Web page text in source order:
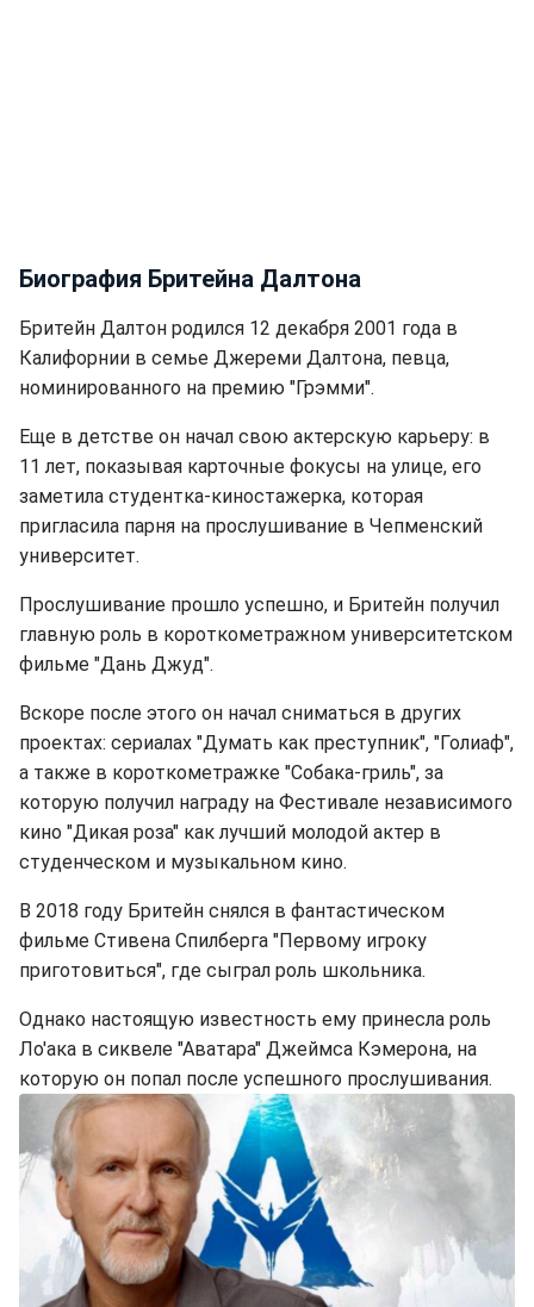
Биография Бритейна Далтона
Бритейн Далтон родился 12 декабря 2001 года в
Калифорнии в семье Джереми Далтона, певца,
номинированного на премию "Грэмми".
Еще в детстве он начал свою актерскую карьеру: в
11 лет, показывая карточные фокусы на улице, его
заметила студентка-киностажерка, которая
пригласила парня на прослушивание в Чепменский
университет.
Прослушивание прошло успешно, и Бритейн получил
главную роль в короткометражном университетском
фильме "Дань Джуд".
Вскоре после этого он начал сниматься в других
проектах: сериалах "Думать как преступник", "Голиаф",
а также в короткометражке "Собака-гриль", за
которую получил награду на Фестивале независимого
кино "Дикая роза" как лучший молодой актер в
студенческом и музыкальном кино.
В 2018 году Бритейн снялся в фантастическом
фильме Стивена Спилберга "Первому игроку
приготовиться", где сыграл роль школьника.
Однако настоящую известность ему принесла роль
Ло'ака в сиквеле "Аватара" Джеймса Кэмерона, на
которую он попал после успешного прослушивания.